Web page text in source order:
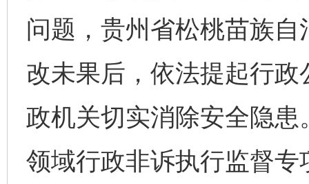
问题，贵州省松桃苗族
改未果后，依法提起行政
政机关切实消除安全隐
领域行政非诉执行监督